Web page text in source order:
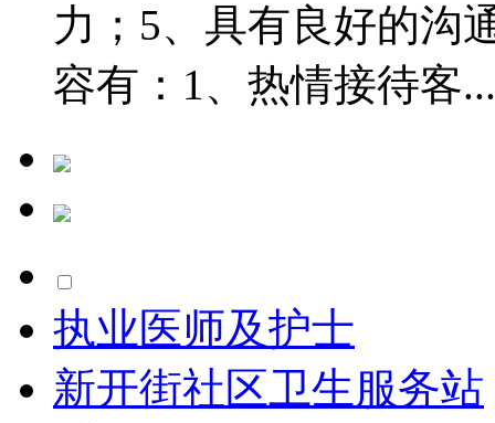
力；5、具有良好的沟
容有：1、热情接待客...
执业医师及护士
新开街社区卫生服务站